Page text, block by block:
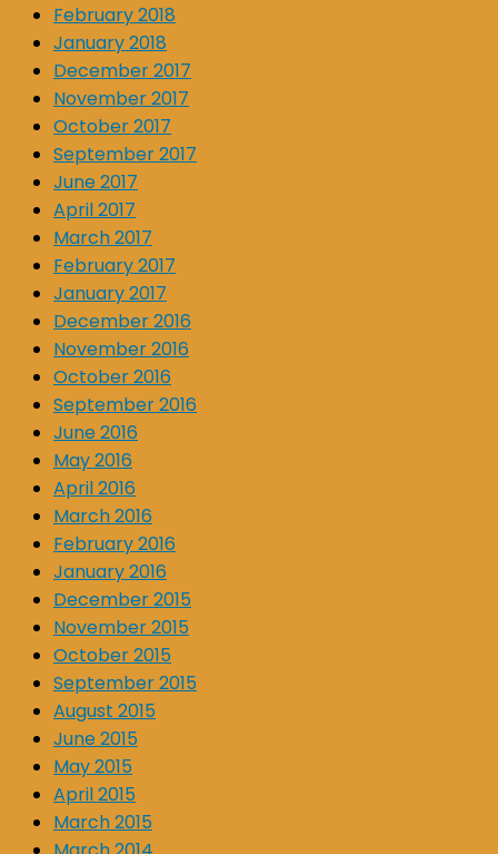
February 2018
January 2018
December 2017
November 2017
October 2017
September 2017
June 2017
April 2017
March 2017
February 2017
January 2017
December 2016
November 2016
October 2016
September 2016
June 2016
May 2016
April 2016
March 2016
February 2016
January 2016
December 2015
November 2015
October 2015
September 2015
August 2015
June 2015
May 2015
April 2015
March 2015